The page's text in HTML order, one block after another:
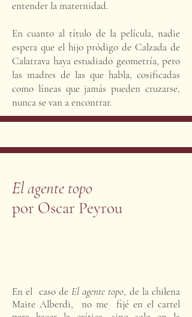
entender la maternidad.
En cuanto al título de la película, nadie
espera que el hijo pródigo de Calzada de
Calatrava haya estudiado geometría, pero
las madres de las que habla, cosificadas
como líneas que jamás pueden cruzarse,
nunca se van a encontrar.
El agente topo
por Oscar Peyrou
En el caso de El agente topo, de la chilena
Maite Alberdi, no me fijé en el cartel